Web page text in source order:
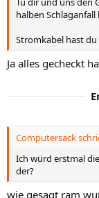
halben
Stromkabel hast du
Ja alles gecheckt
Computersack
Ich würd erstmal
der?
wie gesagt ram